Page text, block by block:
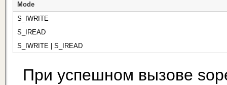
Mode
S_IWRITE
S_IREAD
S_IWRITE | S_IREAD
При успешном вызове